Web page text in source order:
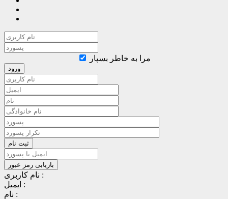
مرا به خاطر بسپار
نام کاربری :
ایمیل :
نام :